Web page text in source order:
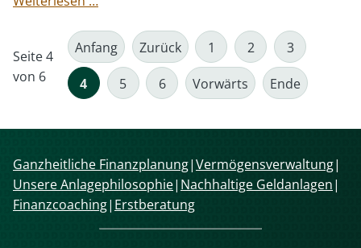
durch
einen
Blick
lernen
können
Seite 4
von 6
Anfang Zurück 1 2 3
4 5 6 Vorwärts Ende
Navigation
überspringen
Ganzheitliche Finanzplanung Vermögensverwaltung
Unsere Anlagephilosophie Nachhaltige Geldanlagen
Finanzcoaching Erstberatung